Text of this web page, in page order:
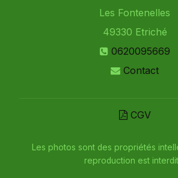
Les Fontenelles
49330 Etriché
0620095669
Contact
CGV
Les photos sont des propriétés
reproduction est